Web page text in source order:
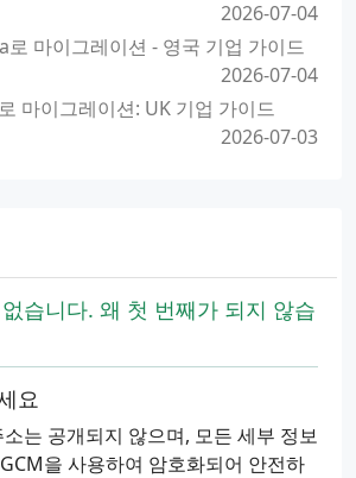
2026-07-04
로 마이그레이션 - 영국 기업 가이드
2026-07-04
마이그레이션: UK 기업 가이드
2026-07-03
습니다. 왜 첫 번째가 되지 않습
요
는 공개되지 않으며, 모든 세부 정보
을 사용하여 암호화되어 안전하